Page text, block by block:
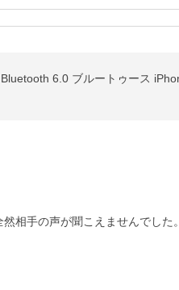
相手の声が聞こえませんでした。